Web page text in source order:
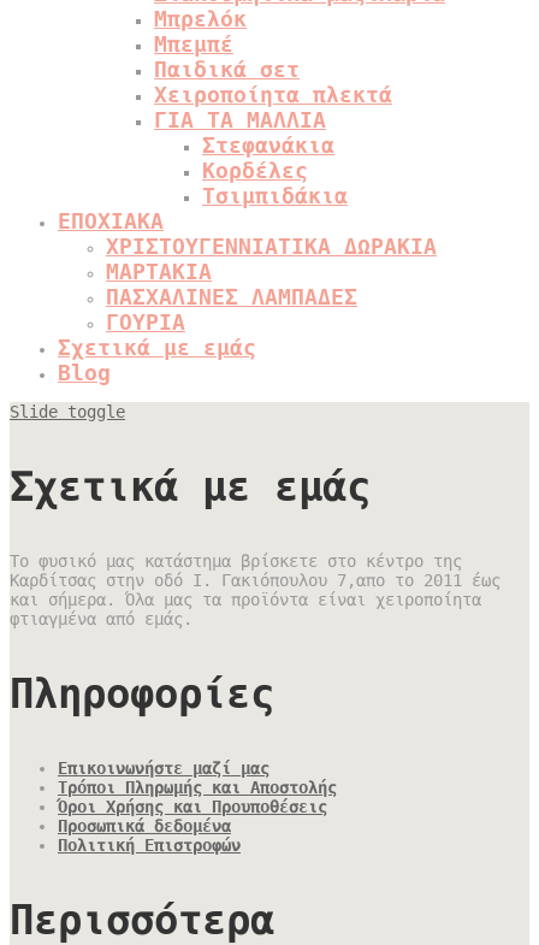
Μπρελόκ
Μπεμπέ
Παιδικά σετ
Χειροποίητα πλεκτά
ΓΙΑ ΤΑ ΜΑΛΛΙΑ
Στεφανάκια
Κορδέλες
Τσιμπιδάκια
ΕΠΟΧΙΑΚΑ
ΧΡΙΣΤΟΥΓΕΝΝΙΑΤΙΚΑ ΔΩΡΑΚΙΑ
ΜΑΡΤΑΚΙΑ
ΠΑΣΧΑΛΙΝΕΣ ΛΑΜΠΑΔΕΣ
ΓΟΥΡΙΑ
Σχετικά με εμάς
Blog
Slide toggle
Σχετικά με εμάς
Το φυσικό μας κατάστημα βρίσκετε στο κέντρο της
Καρδίτσας στην οδό Ι. Γακιόπουλου 7,απο το 2011 έως
και σήμερα. Όλα μας τα προϊόντα είναι χειροποίητα
φτιαγμένα από εμάς.
Πληροφορίες
Επικοινωνήστε μαζί μας
Τρόποι Πληρωμής και Αποστολής
Όροι Χρήσης και Προυποθέσεις
Προσωπικά δεδομένα
Πολιτική Επιστροφών
Περισσότερα